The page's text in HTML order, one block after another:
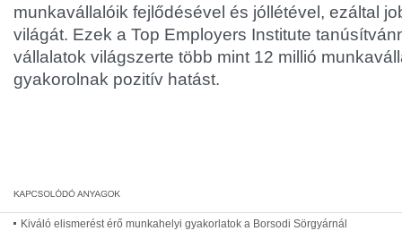
munkavállalóik fejlődésével és jóllétével, ezáltal
világát. Ezek a Top Employers Institute
vállalatok világszerte több mint 12 millió
gyakorolnak pozitív hatást.
Kiváló elismerést érő munkahelyi gyakorlatok a Borsodi Sörgyárnál